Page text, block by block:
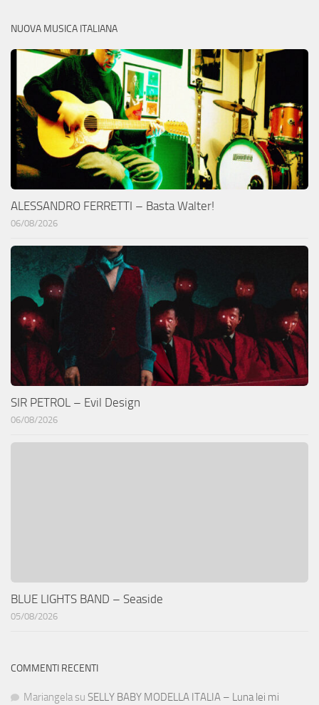
NUOVA MUSICA ITALIANA
ALESSANDRO FERRETTI – Basta Walter!
06/08/2026
SIR PETROL – Evil Design
06/08/2026
BLUE LIGHTS BAND – Seaside
05/08/2026
COMMENTI RECENTI
Mariangela su SELLY BABY MODELLA ITALIA – Luna lei mi